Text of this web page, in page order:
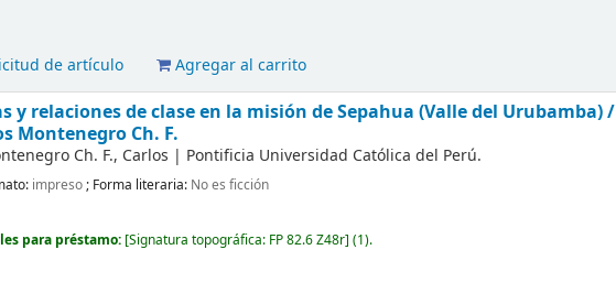
de artículo
Agregar al carrito
y relaciones de clase en la misión de Sepahua (Valle del Urubamba) /
Montenegro Ch. F.
Ch. F., Carlos | Pontificia Universidad Católica del Perú.
impreso; Forma literaria: No es ficción
para préstamo: Signatura topográfica: FP 82.6 Z48r (1).